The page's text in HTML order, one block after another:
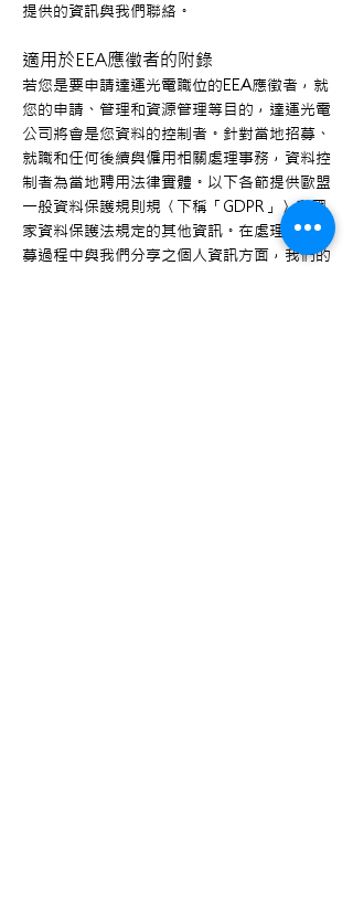
提供的資訊與我們聯絡。
適用於EEA應徵者的附錄
若您是要申請達運光電職位的EEA應徵者，就
您的申請、管理和資源管理等目的，達運光電
公司將會是您資料的控制者。針對當地招募、
就職和任何後續與僱用相關處理事務，資料控
制者為當地聘用法律實體。以下各節提供歐盟
一般資料保護規則規〈下稱「GDPR」〉和國
家資料保護法規定的其他資訊。在處理您於招
募過程中與我們分享之個人資訊方面，我們的